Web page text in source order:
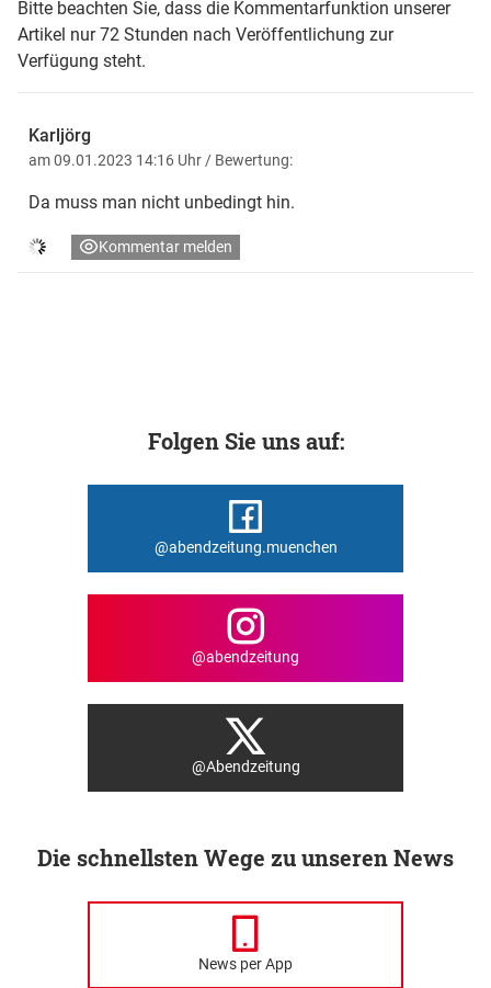
Bitte beachten Sie, dass die Kommentarfunktion unserer
Artikel nur 72 Stunden nach Veröffentlichung zur
Verfügung steht.
Karljörg
am 09.01.2023 14:16 Uhr / Bewertung:
Da muss man nicht unbedingt hin.
Kommentar melden
Folgen Sie uns auf:
@abendzeitung.muenchen
@abendzeitung
@Abendzeitung
Die schnellsten Wege zu unseren News
News per App